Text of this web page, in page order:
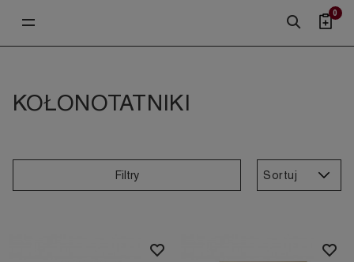
0
KOŁONOTATNIKI
Filtry Sortuj